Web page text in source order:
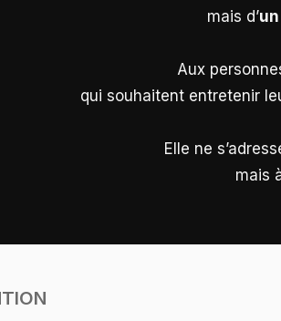
mais d’
Aux
qui souhaitent entretenir
Elle ne
mais